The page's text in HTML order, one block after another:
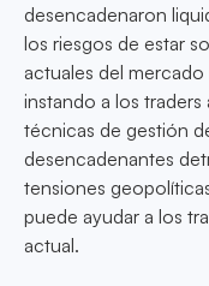
desencadenaron
los riesgos de estar
actuales del
instando a los traders
técnicas de gestión
desencadenantes
tensiones
puede ayudar a los
actual.